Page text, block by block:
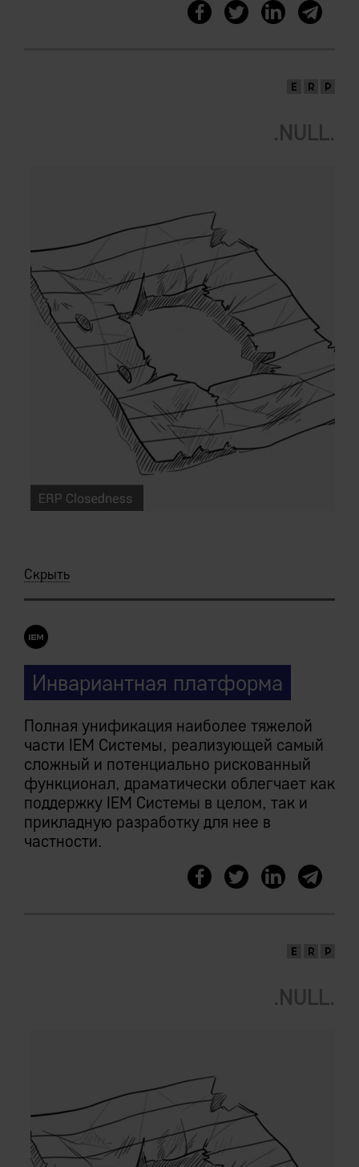
.NULL.
Скрыть
Инвариантная платформа
Полная унификация наиболее тяжелой
части IEM Системы, реализующей самый
сложный и потенциально рискованный
функционал, драматически облегчает как
поддержку IEM Системы в целом, так и
прикладную разработку для нее в
частности.
.NULL.